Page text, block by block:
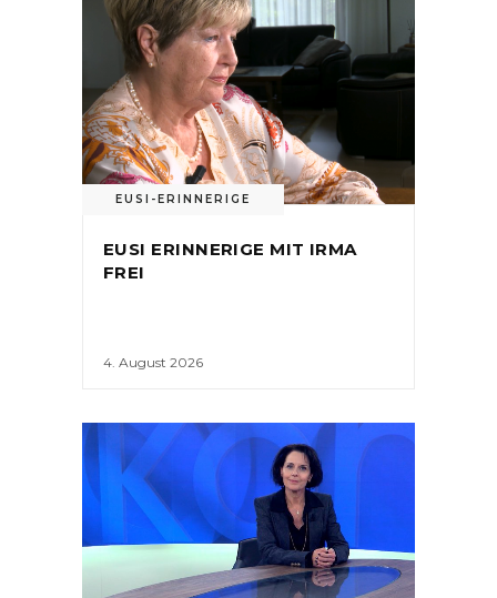
EUSI-ERINNERIGE
EUSI ERINNERIGE MIT IRMA
FREI
4. August 2026